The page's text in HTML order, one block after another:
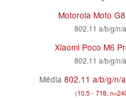
Motorola Moto
802.11 a/b/g/n/
Xiaomi Poco M6
802.11 a/b/g/n/
Média 802.11 a/b/g/n/
(10.5 - 718,